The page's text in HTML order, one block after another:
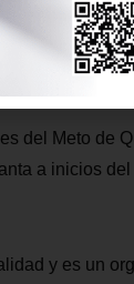
de El
de Quito
del Meto de
a inicios
y es un